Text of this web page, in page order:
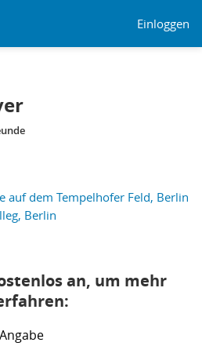
Einloggen
auf dem Tempelhofer Feld, Berlin
Berlin
an, um mehr